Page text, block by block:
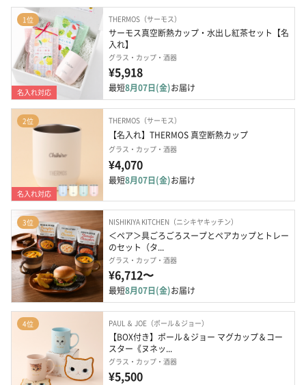
1位
名入れ対応
THERMOS（サーモス）
サーモス真空断熱カップ・水出し紅茶セット【名
入れ】
グラス・カップ・酒器
¥5,918
最短8月07日(金)お届け
2位
名入れ対応
THERMOS（サーモス）
【名入れ】THERMOS 真空断熱カップ
グラス・カップ・酒器
¥4,070
最短8月07日(金)お届け
3位 NISHIKIYA KITCHEN（ニシキヤキッチン）
＜ペア＞具ごろごろスープとペアカップとトレー
のセット（タ...
グラス・カップ・酒器
¥6,712〜
最短8月07日(金)お届け
4位 PAUL ＆ JOE（ポール＆ジョー）
【BOX付き】ポール＆ジョー マグカップ＆コー
スター《ヌネッ...
グラス・カップ・酒器
¥5,500